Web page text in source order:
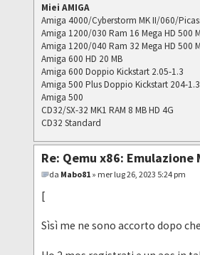
Miei AMIGA
Amiga 4000/Cyberstorm MK II/060/
Amiga 1200/030 Ram 16 Mega HD 500
Amiga 1200/040 Ram 32 Mega HD 500
Amiga 600 HD 20 MB
Amiga 600 Doppio Kickstart 2.05-1.3
Amiga 500 Plus Doppio Kickstart 204-1.3
Amiga 500
CD32/SX-32 MK1 RAM 8 MB HD 4G
CD32 Standard
Re: Qemu x86: Emulazione
da Mabo81 » mer lug 26, 2023 5:24 pm
[
Sìsì me ne sono accorto dopo